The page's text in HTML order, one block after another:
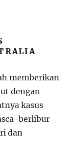
memberikan
dengan
kasus
berlibur
dan